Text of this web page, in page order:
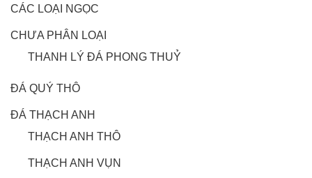
CÁC LOẠI NGỌC
CHƯA PHÂN LOẠI
THANH LÝ ĐÁ PHONG THUỶ
ĐÁ QUÝ THÔ
ĐÁ THẠCH ANH
THẠCH ANH THÔ
THẠCH ANH VỤN